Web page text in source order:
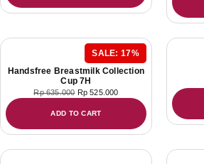
SALE: 17%
Handsfree Breastmilk Collection
Cup 7H
Rp635.000 Rp 525.000
ADD TO CART